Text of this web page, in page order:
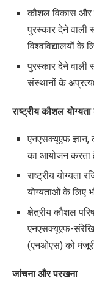
कौशल विकास और
पुरस्कार देने
विश्वविद्यालयों के
पुरस्कार देने वाली
संस्थानों के
राष्ट्रीय कौशल
एनएसक्यूएफ ज्ञान,
का आयोजन करता
राष्ट्रीय योग्यता
योग्यताओं के लिए
क्षेत्रीय कौशल
एनएसक्यूएफ-
(एनओएस) को
जांचना और परखना